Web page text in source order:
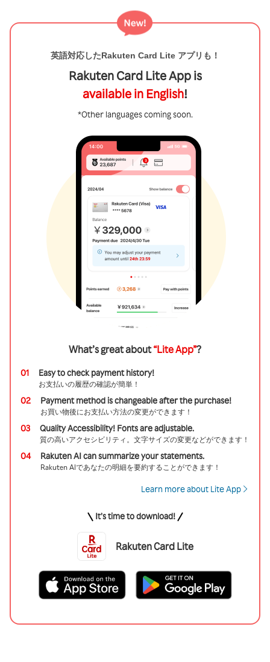
英語対応したRakuten Card Lite アプリも！
Rakuten Card Lite App is
available in English!
*Other languages coming soon.
What’s great about“Lite App”?
01 Easy to check payment history!
お支払いの履歴の確認が簡単！
02 Payment method is changeable after the purchase!
お買い物後にお支払い方法の変更ができます！
03 Quality Accessibility! Fonts are adjustable.
質の高いアクセシビリティ。文字サイズの変更などができます！
04 Rakuten AI can summarize your statements.
Rakuten AIであなたの明細を要約することができます！
Learn more about Lite App
It’s time to download!
Rakuten Card Lite